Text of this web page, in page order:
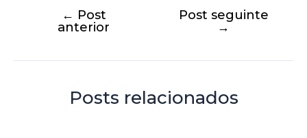
← Post
anterior
Post seguinte
→
Posts relacionados